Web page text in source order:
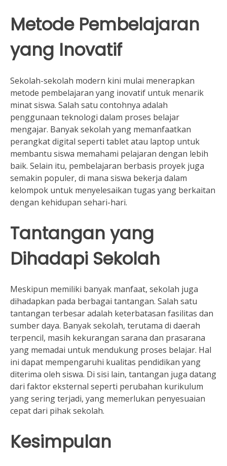
Metode Pembelajaran
yang Inovatif
Sekolah-sekolah modern kini mulai menerapkan
metode pembelajaran yang inovatif untuk menarik
minat siswa. Salah satu contohnya adalah
penggunaan teknologi dalam proses belajar
mengajar. Banyak sekolah yang memanfaatkan
perangkat digital seperti tablet atau laptop untuk
membantu siswa memahami pelajaran dengan lebih
baik. Selain itu, pembelajaran berbasis proyek juga
semakin populer, di mana siswa bekerja dalam
kelompok untuk menyelesaikan tugas yang berkaitan
dengan kehidupan sehari-hari.
Tantangan yang
Dihadapi Sekolah
Meskipun memiliki banyak manfaat, sekolah juga
dihadapkan pada berbagai tantangan. Salah satu
tantangan terbesar adalah keterbatasan fasilitas dan
sumber daya. Banyak sekolah, terutama di daerah
terpencil, masih kekurangan sarana dan prasarana
yang memadai untuk mendukung proses belajar. Hal
ini dapat mempengaruhi kualitas pendidikan yang
diterima oleh siswa. Di sisi lain, tantangan juga datang
dari faktor eksternal seperti perubahan kurikulum
yang sering terjadi, yang memerlukan penyesuaian
cepat dari pihak sekolah.
Kesimpulan